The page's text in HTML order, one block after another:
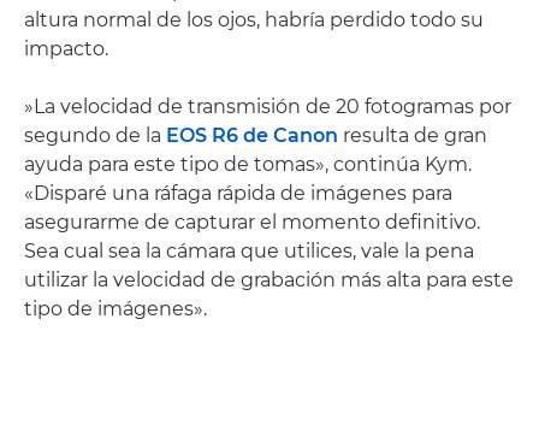
altura normal de los ojos, habría perdido todo su
impacto.
»La velocidad de transmisión de 20 fotogramas por
segundo de la EOS R6 de Canon resulta de gran
ayuda para este tipo de tomas», continúa Kym.
«Disparé una ráfaga rápida de imágenes para
asegurarme de capturar el momento definitivo.
Sea cual sea la cámara que utilices, vale la pena
utilizar la velocidad de grabación más alta para este
tipo de imágenes».